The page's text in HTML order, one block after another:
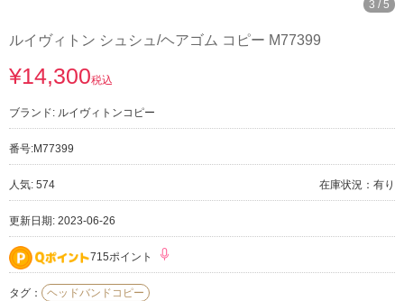
3 / 5
ルイヴィトン シュシュ/ヘアゴム コピー M77399
¥14,300税込
ブランド: ルイヴィトンコピー
番号:M77399
人気: 574 在庫状況：有り
更新日期: 2023-06-26
715ポイント
タグ： ヘッドバンドコピー